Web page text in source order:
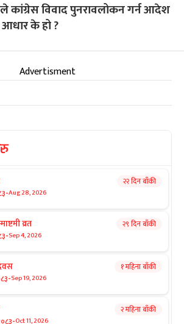
कांग्रेस विवाद पुनरावलोकन गर्न आदेश
के हो ?
Advertisment
-Aug 28, 2026
२२ दिन बाँकी
व्रत
-Sep 4, 2026
२९ दिन बाँकी
-Sep 19, 2026
१ महिना बाँकी
Oct 11, 2026
२ महिना बाँकी